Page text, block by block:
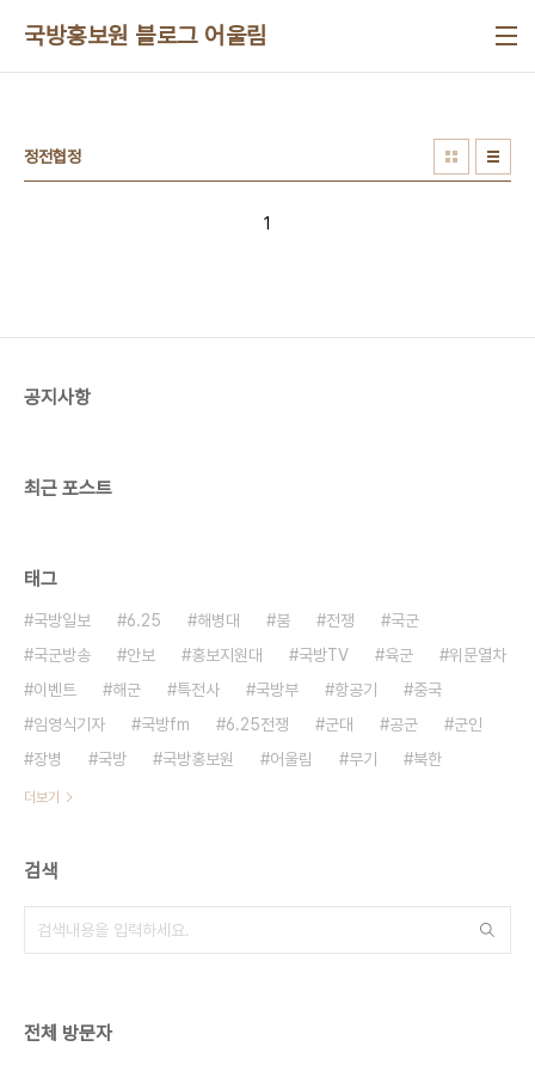
국방홍보원 블로그 어울림
정전협정
1
공지사항
최근 포스트
태그
국방일보 6.25 해병대 붐 전쟁
국군
국군방송
안보 홍보지원대 국방TV 육군
위문열차
이벤트
해군 특전사 국방부 항공기
중국
임영식기자
국방fm 6.25전쟁 군대 공군
군인
장병
국방 국방홍보원 어울림 무기 북한
더보기
검색
전체 방문자